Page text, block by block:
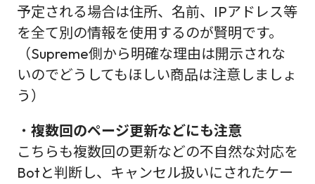
予定される場合は住所、名前、IPアドレス等
を全て別の情報を使用するのが賢明です。
（Supreme側から明確な理由は開示されな
いのでどうしてもほしい商品は注意しましょ
う）
・ 複数回のページ更新などにも注意
こちらも複数回の更新などの不自然な対応を
Botと判断し、キャンセル扱いにされたケー